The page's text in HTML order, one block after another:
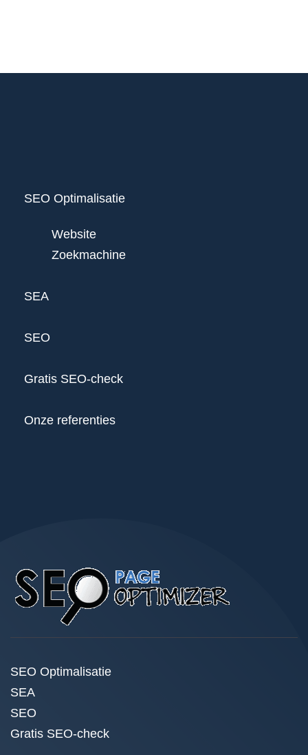
SEO Optimalisatie
Website
Zoekmachine
SEA
SEO
Gratis SEO-check
Onze referenties
SEO Optimalisatie
SEA
SEO
Gratis SEO-check